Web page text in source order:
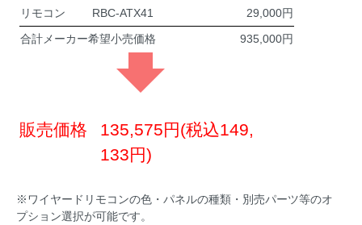
リモコン
RBC-ATX41
29,000
合計メーカー希望小売価格
935,000
販売価格
135,575円(税込149,
133円)
※ワイヤードリモコンの色・パネルの種類・別売パーツ等のオ
プション選択が可能です。